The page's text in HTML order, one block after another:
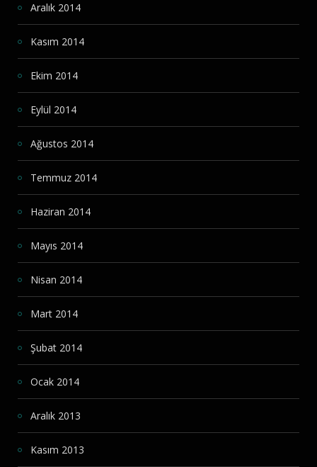
Aralık 2014
Kasım 2014
Ekim 2014
Eylül 2014
Ağustos 2014
Temmuz 2014
Haziran 2014
Mayıs 2014
Nisan 2014
Mart 2014
Şubat 2014
Ocak 2014
Aralık 2013
Kasım 2013